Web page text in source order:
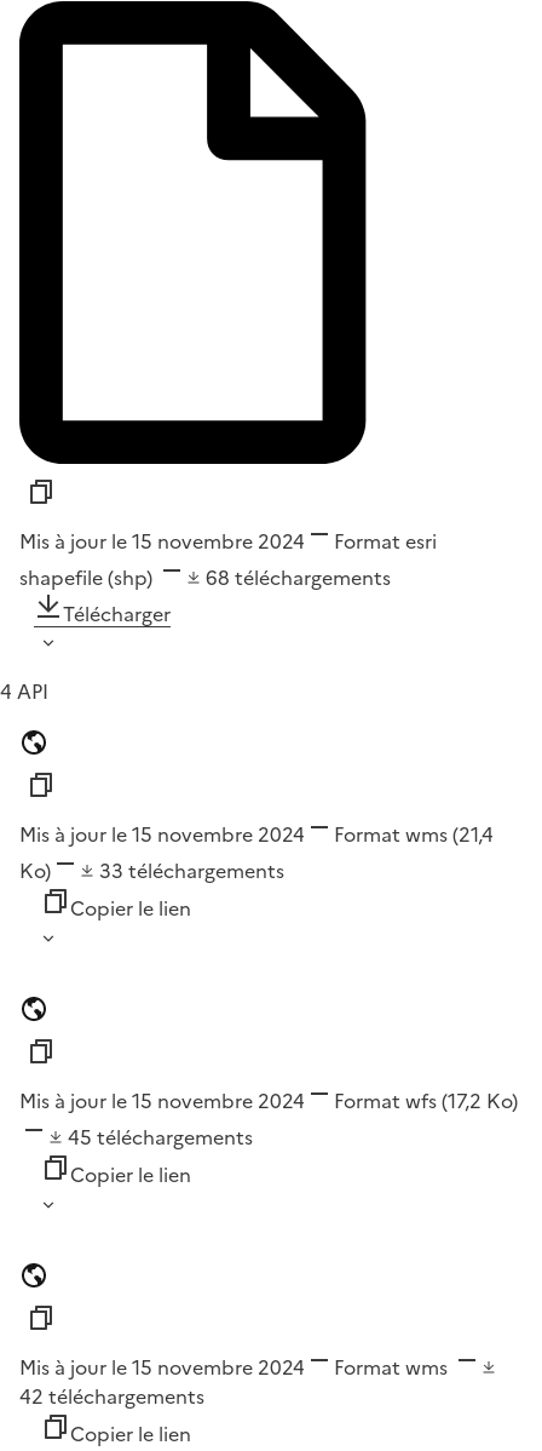
Mis à jour le 15 novembre 2024 Format esri
shapefile (shp)
68 téléchargements
Télécharger
4 API
Mis à jour le 15 novembre 2024 Format wms(21,4
Ko)
33 téléchargements
Copier le lien
Mis à jour le 15 novembre 2024 Format wfs(17,2 Ko)
45 téléchargements
Copier le lien
Mis à jour le 15 novembre 2024 Format wms
42 téléchargements
Copier le lien